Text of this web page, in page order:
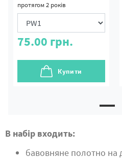
протягом 2 років
75.00 грн.
Купити
В набір входить:
бавовняне полотно на